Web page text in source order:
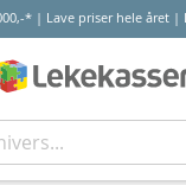
* | Lave priser hele året |